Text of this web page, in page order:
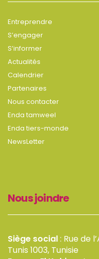
Entreprendre
S’engager
S’informer
Actualités
Calendrier
Partenaires
Nous contacter
Enda tamweel
Enda tiers-monde
NewsLetter
Nous joindre
Siège social: Rue de
Tunis 1003, Tunisie